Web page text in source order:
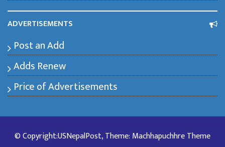
ADVERTISEMENTS
Post an Add
Adds Renew
Price of Advertisements
© Copyright:USNepalPost, Theme: Machhapuchhre Theme